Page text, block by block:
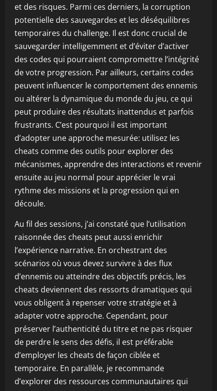
et des risques. Parmi ces derniers, la corruption
potentielle des sauvegardes et les déséquilibres
temporaires du challenge. Il est donc crucial de
sauvegarder intelligemment et d’éviter d’activer
des codes qui pourraient compromettre l’intégrité
de votre progression. Par ailleurs, certains codes
peuvent influencer le comportement des ennemis
ou altérer la dynamique du monde du jeu, ce qui
peut produire des résultats inattendus et parfois
frustrants. C’est pourquoi il est important
d’adopter une approche mesurée: utilisez les
cheats comme des outils pour explorer des
mécanismes, apprendre des interactions et revenir
ensuite au jeu normal pour apprécier le vrai
rythme des missions et la progression qui en
découle.
Au fil des sessions, j’ai constaté que l’utilisation
raisonnée des cheats peut aussi enrichir
l’expérience narrative. En orchestrant des
scénarios où vous devez survivre à des flux
d’ennemis ou atteindre des objectifs précis, les
cheats deviennent des ressorts dramatiques qui
vous obligent à repenser votre stratégie et à
adapter votre approche. Cependant, pour
préserver l’authenticité du titre et ne pas risquer
de perdre le sens des défis, il est préférable
d’employer les cheats de façon ciblée et
temporaire. En parallèle, je recommande
d’explorer des ressources communautaires qui